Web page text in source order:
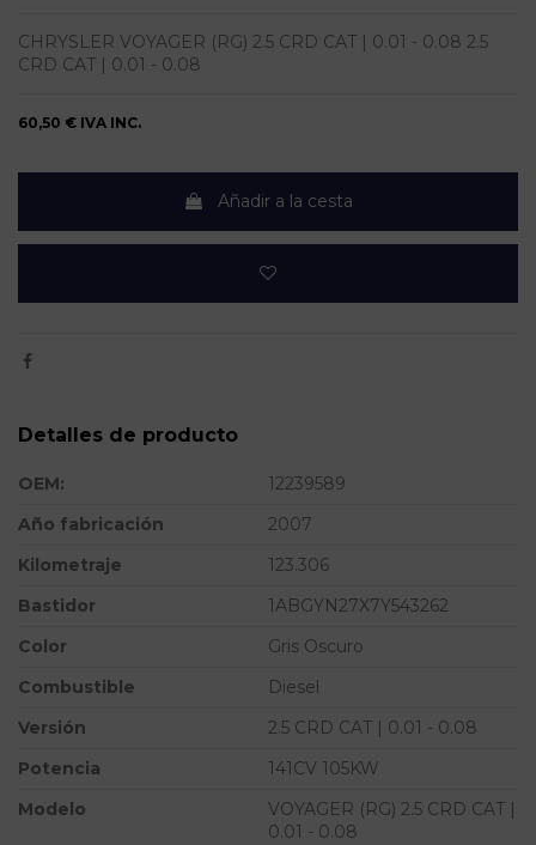
CHRYSLER VOYAGER (RG) 2.5 CRD CAT | 0.01 - 0.08 2.5
CRD CAT | 0.01 - 0.08
60,50 € IVA INC.
Añadir a la cesta
Detalles de producto
OEM:
12239589
Año fabricación
2007
Kilometraje
123.306
Bastidor
1ABGYN27X7Y543262
Color
Gris Oscuro
Combustible
Diesel
Versión
2.5 CRD CAT | 0.01 - 0.08
Potencia
141CV 105KW
Modelo
VOYAGER (RG) 2.5 CRD CAT |
0.01 - 0.08